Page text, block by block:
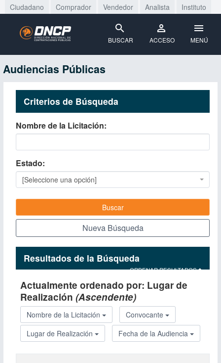
Ciudadano Comprador Vendedor Analista Instituto
BUSCAR ACCESO MENÚ
Audiencias Públicas
Criterios de Búsqueda
Nombre de la Licitación
Estado
[Seleccione una opción]
Buscar
Nueva Búsqueda
Resultados de la Búsqueda
ORDENAR RESULTADOS
Actualmente ordenado por: Lugar de
Realización (Ascendente)
Nombre de la Licitación
Convocante
Lugar de Realización
Fecha de la Audiencia